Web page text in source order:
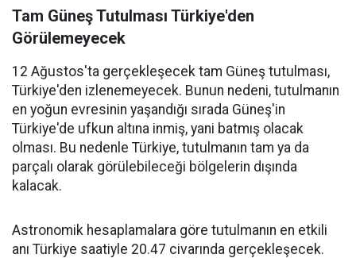
Tam Güneş Tutulması Türkiye'den
Görülemeyecek
12 Ağustos'ta gerçekleşecek tam Güneş tutulması,
Türkiye'den izlenemeyecek. Bunun nedeni, tutulmanın
en yoğun evresinin yaşandığı sırada Güneş'in
Türkiye'de ufkun altına inmiş, yani batmış olacak
olması. Bu nedenle Türkiye, tutulmanın tam ya da
parçalı olarak görülebileceği bölgelerin dışında
kalacak.
Astronomik hesaplamalara göre tutulmanın en etkili
anı Türkiye saatiyle 20.47 civarında gerçekleşecek.